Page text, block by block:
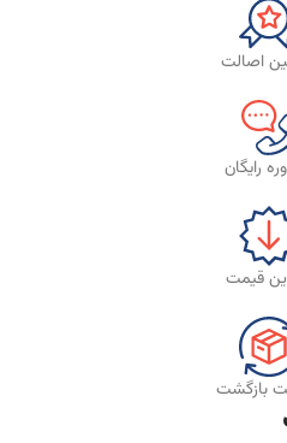
اصالت
رایگان
قیمت
بازگشت